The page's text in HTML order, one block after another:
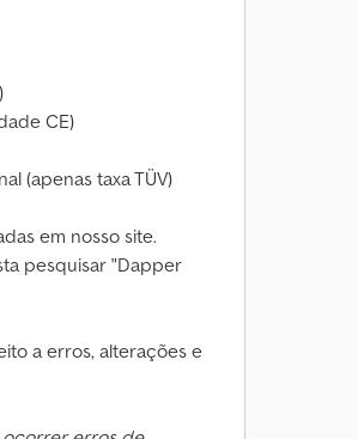
CE)
(apenas taxa TÜV)
em nosso site.
pesquisar "Dapper
a erros, alterações e